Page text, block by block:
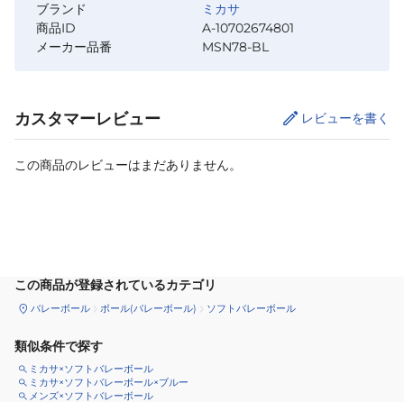
ブランド
ミカサ
商品ID
A-10702674801
メーカー品番
MSN78-BL
カスタマーレビュー レビューを書く
この商品のレビューはまだありません。
この商品が登録されているカテゴリ
バレーボール ボール(バレーボール) ソフトバレーボール
類似条件で探す
ミカサ×ソフトバレーボール
ミカサ×ソフトバレーボール×ブルー
メンズ×ソフトバレーボール